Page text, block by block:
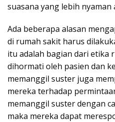
suasana yang lebih
Ada beberapa alasan
di rumah sakit harus
itu adalah bagian dari etika
dihormati oleh pasien dan
memanggil suster juga
mereka terhadap
memanggil suster dengan
maka mereka dapat